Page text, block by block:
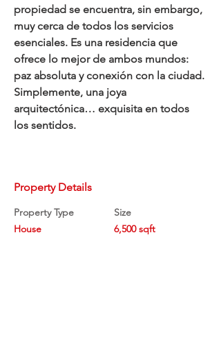
propiedad se encuentra, sin embargo,
muy cerca de todos los servicios
esenciales. Es una residencia que
ofrece lo mejor de ambos mundos:
paz absoluta y conexión con la ciudad.
Simplemente, una joya
arquitectónica… exquisita en todos
los sentidos.
Property Details
Property Type
House
Size
6,500 sqft